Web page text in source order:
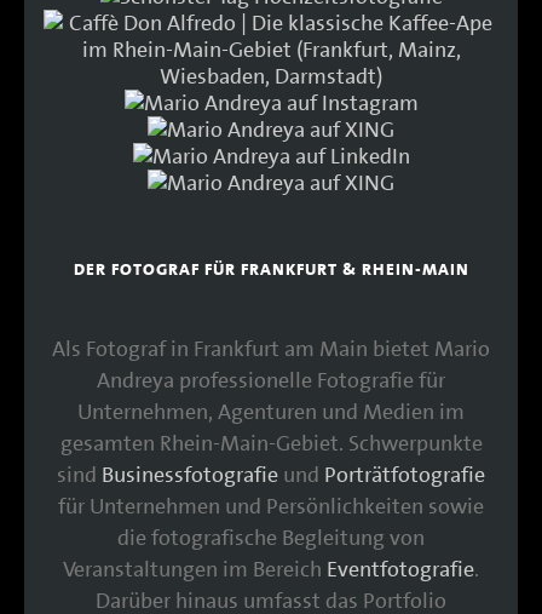
DER FOTOGRAF FÜR FRANKFURT & RHEIN-MAIN
Als Fotograf in Frankfurt am Main bietet Mario
Andreya professionelle Fotografie für
Unternehmen, Agenturen und Medien im
gesamten Rhein-Main-Gebiet. Schwerpunkte
sind Businessfotografie und Porträtfotografie
für Unternehmen und Persönlichkeiten sowie
die fotografische Begleitung von
Veranstaltungen im Bereich Eventfotografie.
Darüber hinaus umfasst das Portfolio